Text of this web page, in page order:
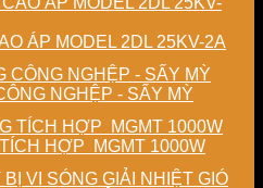
ÁP MODEL 2DL 25KV-2A
NGHỆP - SẤY MỲ
HỢP MGMT 1000W